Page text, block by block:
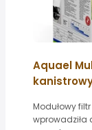
Aquael
Modułowy
wprowadziła